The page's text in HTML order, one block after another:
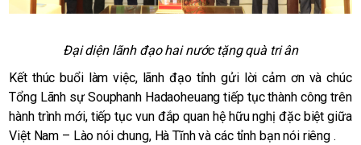
Đại diện lãnh đạo hai nước tặng quà tri ân
Kết thúc buổi làm việc, lãnh đạo tỉnh gửi lời cảm ơn và chúc
Tổng Lãnh sự Souphanh Hadaoheuang tiếp tục thành công trên
hành trình mới, tiếp tục vun đắp quan hệ hữu nghị đặc biệt giữa
Việt Nam – Lào nói chung, Hà Tĩnh và các tỉnh bạn nói riêng .